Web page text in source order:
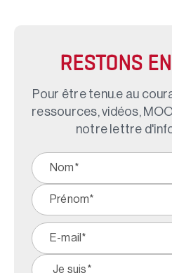
RESTONS
Pour être tenu.e au
ressources, vidéos,
notre lettre